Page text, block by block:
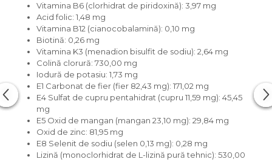
Vitamina B6 (clorhidrat de piridoxină): 3,97 mg
Acid folic: 1,48 mg
Vitamina B12 (cianocobalamină): 0,10 mg
Biotină: 0,26 mg
Vitamina K3 (menadion bisulfit de sodiu): 2,64 mg
Colină clorură: 730,00 mg
Iodură de potasiu: 1,73 mg
E1 Carbonat de fier (fier 82,43 mg): 171,02 mg
E4 Sulfat de cupru pentahidrat (cupru 11,59 mg): 45,45
mg
E5 Oxid de mangan (mangan 23,10 mg): 29,84 mg
Oxid de zinc: 81,95 mg
E8 Selenit de sodiu (selen 0,13 mg): 0,28 mg
Lizină (monoclorhidrat de L-lizină pură tehnic): 530,00